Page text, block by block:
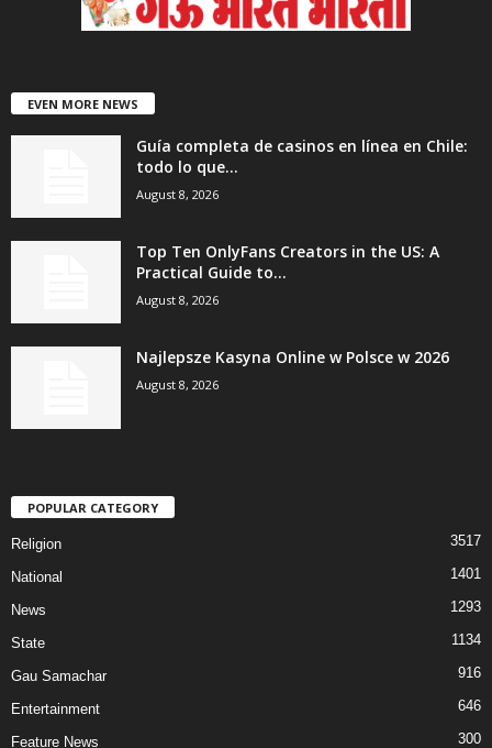
EVEN MORE NEWS
Guía completa de casinos en línea en Chile:
todo lo que...
August 8, 2026
Top Ten OnlyFans Creators in the US: A
Practical Guide to...
August 8, 2026
Najlepsze Kasyna Online w Polsce w 2026
August 8, 2026
POPULAR CATEGORY
Religion 3517
National 1401
News 1293
State 1134
Gau Samachar 916
Entertainment 646
Feature News 300